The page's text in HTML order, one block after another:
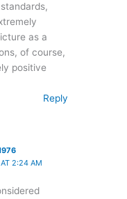
as a
of course,
positive
Reply
2:24 AM